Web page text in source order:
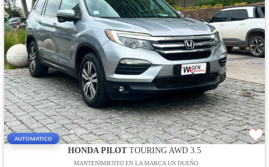
AUTOMATICO
HONDA PILOTTOURING AWD 3.5
MANTENIMIENTO EN LA MARCA UN DUEÑO